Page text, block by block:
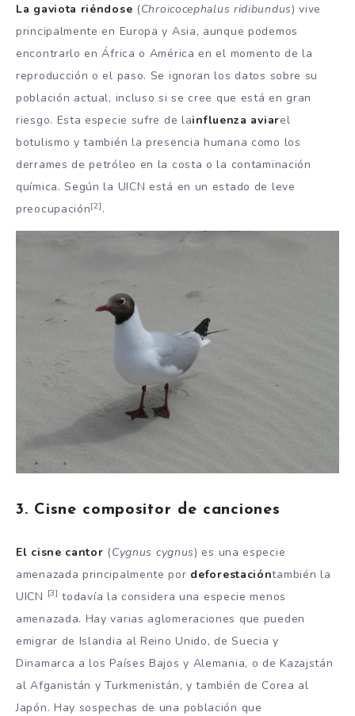
La gaviota riéndose (Chroicocephalus ridibundus) vive
principalmente en Europa y Asia, aunque podemos
encontrarlo en África o América en el momento de la
reproducción o el paso. Se ignoran los datos sobre su
población actual, incluso si se cree que está en gran
riesgo. Esta especie sufre de lainfluenza aviarel
botulismo y también la presencia humana como los
derrames de petróleo en la costa o la contaminación
química. Según la UICN está en un estado de leve
preocupación[2] .
3. Cisne compositor de canciones
El cisne cantor (Cygnus cygnus) es una especie
amenazada principalmente por deforestacióntambién la
UICN [3] todavía la considera una especie menos
amenazada. Hay varias aglomeraciones que pueden
emigrar de Islandia al Reino Unido, de Suecia y
Dinamarca a los Países Bajos y Alemania, o de Kazajstán
al Afganistán y Turkmenistán, y también de Corea al
Japón. Hay sospechas de una población que